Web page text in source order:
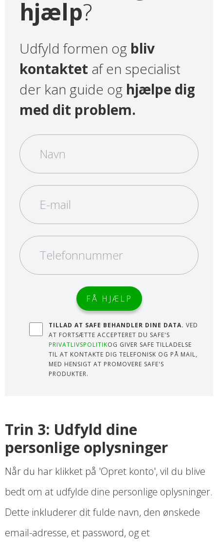
hjælp?
Udfyld formen og bliv
kontaktet af en specialist
der kan guide og hjælpe dig
med dit problem.
TILLAD AT SAFE BEHANDLER DINE DATA. VED
AT FORTSÆTTE ACCEPTERET DU SAFE'S
PRIVATLIVSPOLITIKOG GIVER SAFE TILLADELSE
TIL AT KONTAKTE DIG TELEFONISK OG PÅ MAIL,
MED HENSIGT AT PROMOVERE SAFE'S
PRODUKTER.
Trin 3: Udfyld dine
personlige oplysninger
Når du har klikket på 'Opret konto', vil du blive
bedt om at udfylde dine personlige oplysninger.
Dette inkluderer dit fulde navn, den ønskede
email-adresse, et password, og et